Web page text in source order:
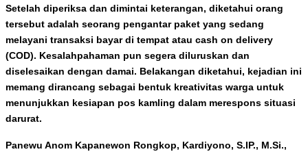
Setelah diperiksa dan dimintai keterangan, diketahui orang
tersebut adalah seorang pengantar paket yang sedang
melayani transaksi bayar di tempat atau cash on delivery
(COD). Kesalahpahaman pun segera diluruskan dan
diselesaikan dengan damai. Belakangan diketahui, kejadian ini
memang dirancang sebagai bentuk kreativitas warga untuk
menunjukkan kesiapan pos kamling dalam merespons situasi
darurat.
Panewu Anom Kapanewon Rongkop, Kardiyono, S.IP., M.Si.,